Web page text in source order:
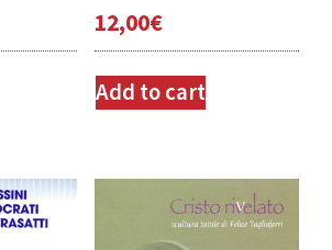
12,00€
Add to cart